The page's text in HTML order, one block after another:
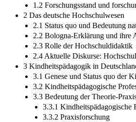
1.2 Forschungsstand und
2 Das deutsche Hochschulwesen
2.1 Status quo und Bedeutung
2.2 Bologna-Erklärung und ihre
2.3 Rolle der Hochschuldidaktik
2.4 Aktuelle Diskurse:
3 Kindheitspädagogik in
3.1 Genese und Status quo der
3.2 Kindheitspädagogische
3.3 Bedeutung der Theorie-
3.3.1 Kindheitspädagogische
3.3.2 Praxisforschung